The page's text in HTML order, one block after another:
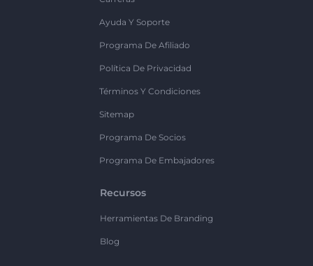
Ayuda Y Soporte
Programa De Afiliado
Política De Privacidad
Términos Y Condiciones
Sitemap
Programa De Socios
Programa De Embajadores
Recursos
Herramientas De Branding
Blog